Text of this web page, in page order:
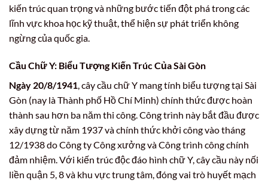
kiến trúc quan trọng và những bước tiến đột phá trong các
lĩnh vực khoa học kỹ thuật, thể hiện sự phát triển không
ngừng của quốc gia.
Cầu Chữ Y: Biểu Tượng Kiến Trúc Của Sài Gòn
Ngày 20/8/1941, cây cầu chữ Y mang tính biểu tượng tại Sài
Gòn (nay là Thành phố Hồ Chí Minh) chính thức được hoàn
thành sau hơn ba năm thi công. Công trình này bắt đầu được
xây dựng từ năm 1937 và chính thức khởi công vào tháng
12/1938 do Công ty Công xưởng và Công trình công chính
đảm nhiệm. Với kiến trúc độc đáo hình chữ Y, cây cầu này nối
liền quận 5, 8 và khu vực trung tâm, đóng vai trò huyết mạch